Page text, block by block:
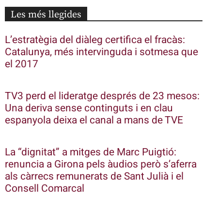
Les més llegides
L’estratègia del diàleg certifica el fracàs:
Catalunya, més intervinguda i sotmesa que
el 2017
TV3 perd el lideratge després de 23 mesos:
Una deriva sense continguts i en clau
espanyola deixa el canal a mans de TVE
La “dignitat” a mitges de Marc Puigtió:
renuncia a Girona pels àudios però s’aferra
als càrrecs remunerats de Sant Julià i el
Consell Comarcal